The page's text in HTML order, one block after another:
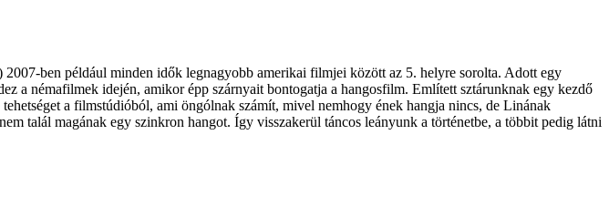
ben például minden idők legnagyobb amerikai filmjei között az 5. helyre sorolta. Adott egy
a némafilmek idején, amikor épp szárnyait bontogatja a hangosfilm. Említett sztárunknak egy kezdő
a filmstúdióból, ami öngólnak számít, mivel nemhogy ének hangja nincs, de Linának
talál magának egy szinkron hangot. Így visszakerül táncos leányunk a történetbe, a többit pedig látni